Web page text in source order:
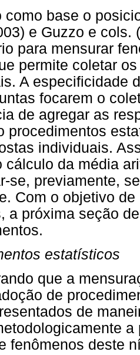
como base o
e Guzzo e cols.
para mensurar
permite coletar
A especificidade
focarem o
de agregar as
procedimentos
individuais.
cálculo da média
se, previamente,
Com o objetivo
a próxima seção
estatísticos
que a
de
de
fenômenos deste